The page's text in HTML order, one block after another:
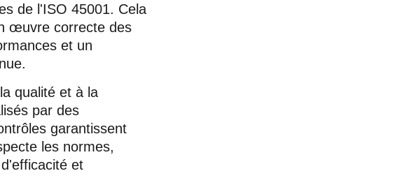
de l'ISO 45001. Cela
œuvre correcte des
et un
qualité et à la
par des
garantissent
les normes,
et